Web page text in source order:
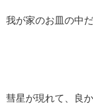
我が家のお皿の中だ
彗星が現れて、良